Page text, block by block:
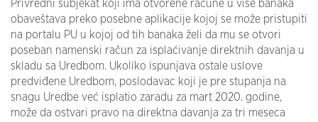
Privredni subjekat koji ima otvorene račune u više banaka
obaveštava preko posebne aplikacije kojoj se može pristupiti
na portalu PU u kojoj od tih banaka želi da mu se otvori
poseban namenski račun za isplaćivanje direktnih davanja u
skladu sa Uredbom. Ukoliko ispunjava ostale uslove
predviđene Uredbom, poslodavac koji je pre stupanja na
snagu Uredbe već isplatio zaradu za mart 2020. godine,
može da ostvari pravo na direktna davanja za tri meseca